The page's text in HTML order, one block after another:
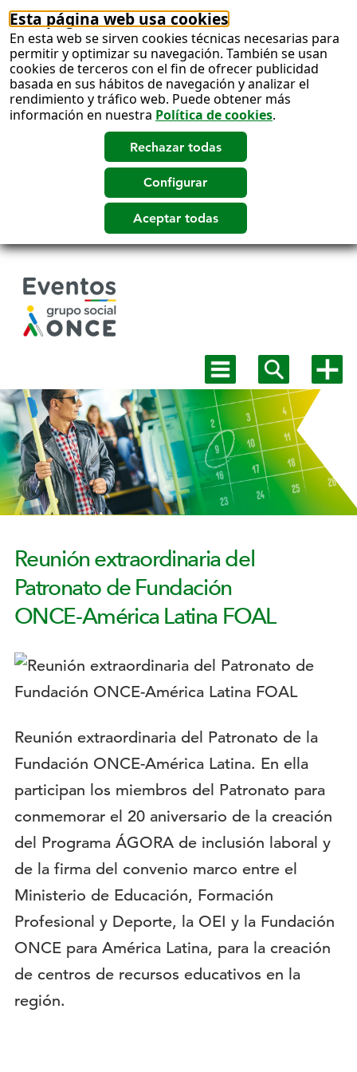
Esta página web usa cookies
En esta web se sirven cookies técnicas necesarias para
permitir y optimizar su navegación. También se usan
cookies de terceros con el fin de ofrecer publicidad
basada en sus hábitos de navegación y analizar el
rendimiento y tráfico web. Puede obtener más
información en nuestra Política de cookies.
Mostrar
menú
principal
Mostrar
buscadormás
Reunión extraordinaria del
Patronato de Fundación
ONCE-América Latina FOAL
Logotipo:
Descripción:
Reunión extraordinaria del Patronato de la
Fundación ONCE-América Latina. En ella
participan los miembros del Patronato para
conmemorar el 20 aniversario de la creación
del Programa ÁGORA de inclusión laboral y
de la firma del convenio marco entre el
Ministerio de Educación, Formación
Profesional y Deporte, la OEI y la Fundación
ONCE para América Latina, para la creación
de centros de recursos educativos en la
región.